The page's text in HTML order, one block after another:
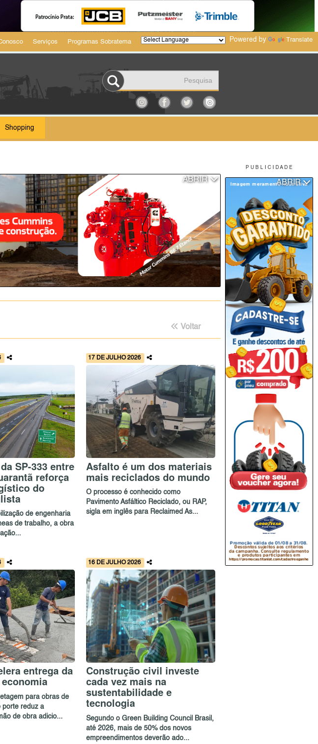
P U B L I C I D A D E
ABRIR
Serviços Programas Sobratema Powered by Translate
Shopping
ABRIR
Voltar
SP-333 entre
reforça
do
de engenharia
de trabalho, a obra
17 DE JULHO 2026
Asfalto é um dos materiais
mais reciclados do mundo
O processo é conhecido como
Pavimento Asfáltico Reciclado, ou RAP,
sigla em inglês para Reclaimed As...
entrega da
para obras de
porte reduz a
de obra adicio...
16 DE JULHO 2026
Construção civil investe
cada vez mais na
sustentabilidade e
tecnologia
Segundo o Green Building Council Brasil,
até 2026, mais de 50% dos novos
empreendimentos deverão ado...